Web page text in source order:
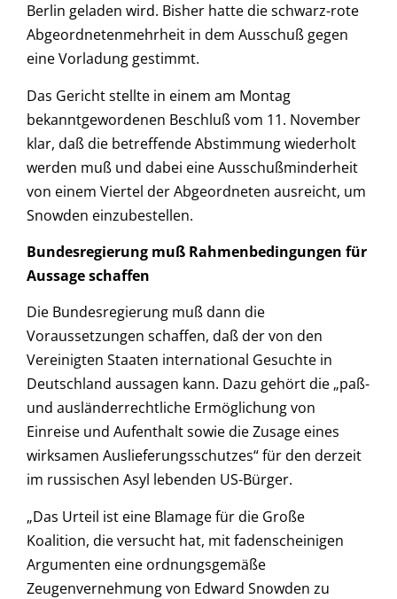
Berlin geladen wird. Bisher hatte die schwarz-rote
Abgeordnetenmehrheit in dem Ausschuß gegen
eine Vorladung gestimmt.
Das Gericht stellte in einem am Montag
bekanntgewordenen Beschluß vom 11. November
klar, daß die betreffende Abstimmung wiederholt
werden muß und dabei eine Ausschußminderheit
von einem Viertel der Abgeordneten ausreicht, um
Snowden einzubestellen.
Bundesregierung muß Rahmenbedingungen für
Aussage schaffen
Die Bundesregierung muß dann die
Voraussetzungen schaffen, daß der von den
Vereinigten Staaten international Gesuchte in
Deutschland aussagen kann. Dazu gehört die „paß-
und ausländerrechtliche Ermöglichung von
Einreise und Aufenthalt sowie die Zusage eines
wirksamen Auslieferungsschutzes“ für den derzeit
im russischen Asyl lebenden US-Bürger.
„Das Urteil ist eine Blamage für die Große
Koalition, die versucht hat, mit fadenscheinigen
Argumenten eine ordnungsgemäße
Zeugenvernehmung von Edward Snowden zu